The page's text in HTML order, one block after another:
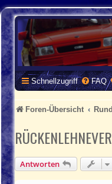
CORSA-
Homepage und Forum
Schnellzugriff FAQ
Foren-Übersicht
Antworten